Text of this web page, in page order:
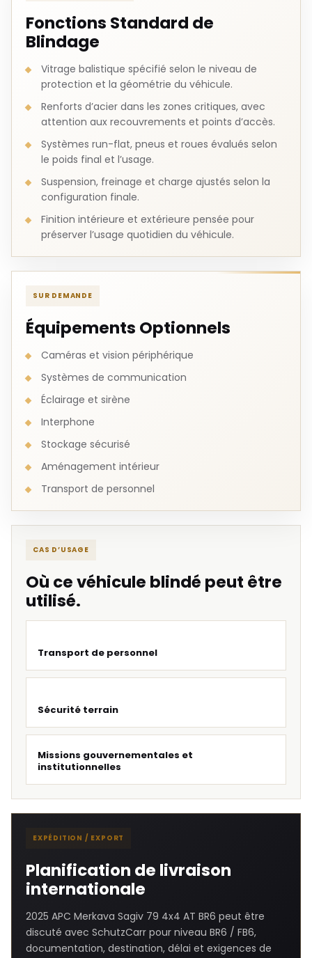
Fonctions Standard de
Blindage
Vitrage balistique spécifié selon le niveau de
protection et la géométrie du véhicule.
Renforts d’acier dans les zones critiques, avec
attention aux recouvrements et points d’accès.
Systèmes run-flat, pneus et roues évalués selon
le poids final et l’usage.
Suspension, freinage et charge ajustés selon la
configuration finale.
Finition intérieure et extérieure pensée pour
préserver l’usage quotidien du véhicule.
SUR DEMANDE
Équipements Optionnels
Caméras et vision périphérique
Systèmes de communication
Éclairage et sirène
Interphone
Stockage sécurisé
Aménagement intérieur
Transport de personnel
CAS D’USAGE
Où ce véhicule blindé peut être
utilisé.
Transport de personnel
Sécurité terrain
Missions gouvernementales et
institutionnelles
EXPÉDITION / EXPORT
Planification de livraison
internationale
2025 APC Merkava Sagiv 79 4x4 AT BR6 peut être
discuté avec SchutzCarr pour niveau BR6 / FB6,
documentation, destination, délai et exigences de